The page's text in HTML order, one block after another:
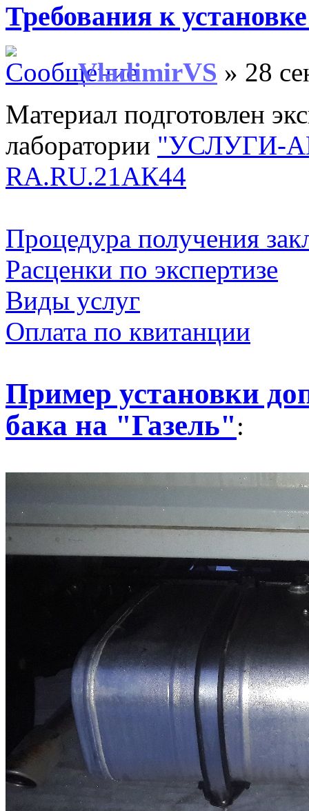
Требования к
VladimirVS » 28
Материал подготовлен
лаборатории "УСЛУГИ-
RA.RU.21АК44
Процедура получения
Расценки по экспертизе
Виды услуг
Оплата по квитанции
Пример установки
бака на "Газель":